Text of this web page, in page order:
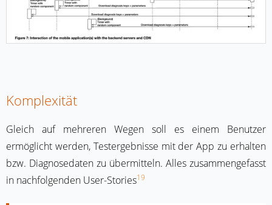
Komplexität
Gleich auf mehreren Wegen soll es einem Benutzer
ermöglicht werden, Testergebnisse mit der App zu erhalten
bzw. Diagnosedaten zu übermitteln. Alles zusammengefasst
in nachfolgenden User-Stories19